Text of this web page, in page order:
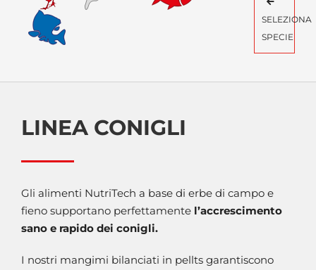
SELEZIONA
SPECIE
LINEA CONIGLI
Gli alimenti NutriTech a base di erbe di campo e
fieno supportano perfettamente l’accrescimento
sano e rapido dei conigli.
I nostri mangimi bilanciati in pellts garantiscono